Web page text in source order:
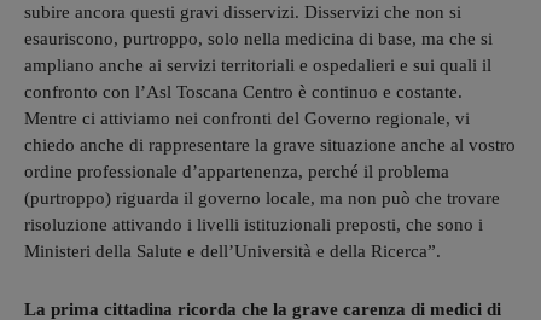
subire ancora questi gravi disservizi. Disservizi che non si
esauriscono, purtroppo, solo nella medicina di base, ma che si
ampliano anche ai servizi territoriali e ospedalieri e sui quali il
confronto con l’Asl Toscana Centro è continuo e costante.
Mentre ci attiviamo nei confronti del Governo regionale, vi
chiedo anche di rappresentare la grave situazione anche al vostro
ordine professionale d’appartenenza, perché il problema
(purtroppo) riguarda il governo locale, ma non può che trovare
risoluzione attivando i livelli istituzionali preposti, che sono i
Ministeri della Salute e dell’Università e della Ricerca”.
La prima cittadina ricorda che la grave carenza di medici di